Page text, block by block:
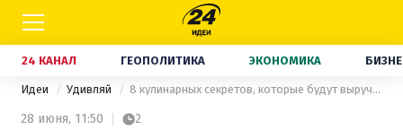
24 КАНАЛ ГЕОПОЛИТИКА ЭКОНОМИКА
Идеи Удивляй 8 кулинарных секретов, которые будут выручать вас каждый день
28 июня, 11:50 2